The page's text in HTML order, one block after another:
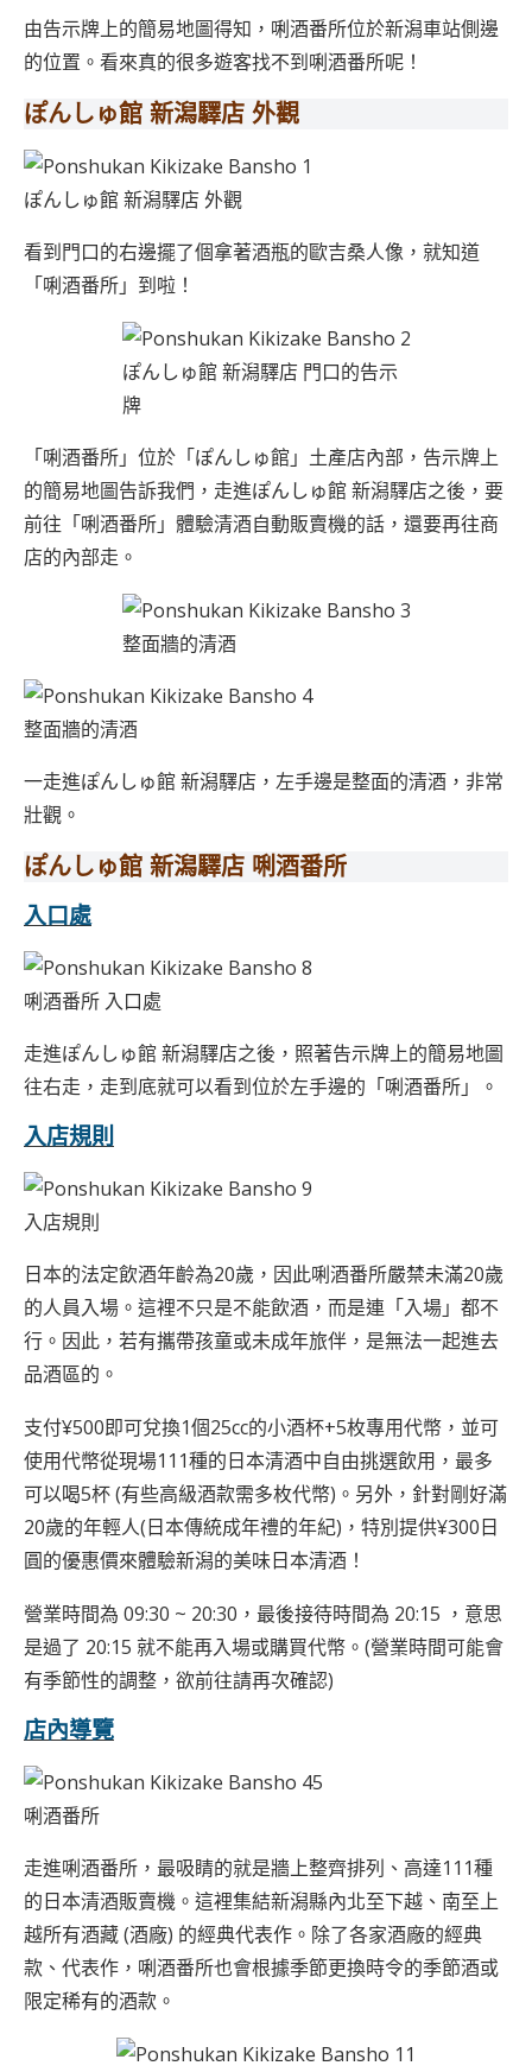
由告示牌上的簡易地圖得知，唎酒番所位於新潟車站側邊
的位置。看來真的很多遊客找不到唎酒番所呢！
ぽんしゅ館 新潟驛店 外觀
ぽんしゅ館 新潟驛店 外觀
看到門口的右邊擺了個拿著酒瓶的歐吉桑人像，就知道
「唎酒番所」到啦！
ぽんしゅ館 新潟驛店 門口的告示
牌
「唎酒番所」位於「ぽんしゅ館」土產店內部，告示牌上
的簡易地圖告訴我們，走進ぽんしゅ館 新潟驛店之後，要
前往「唎酒番所」體驗清酒自動販賣機的話，還要再往商
店的內部走。
整面牆的清酒
整面牆的清酒
一走進ぽんしゅ館 新潟驛店，左手邊是整面的清酒，非常
壯觀。
ぽんしゅ館 新潟驛店 唎酒番所
入口處
唎酒番所 入口處
走進ぽんしゅ館 新潟驛店之後，照著告示牌上的簡易地圖
往右走，走到底就可以看到位於左手邊的「唎酒番所」。
入店規則
入店規則
日本的法定飲酒年齡為20歲，因此唎酒番所嚴禁未滿20歲
的人員入場。這裡不只是不能飲酒，而是連「入場」都不
行。因此，若有攜帶孩童或未成年旅伴，是無法一起進去
品酒區的。
支付¥500即可兌換1個25cc的小酒杯+5枚專用代幣，並可
使用代幣從現場111種的日本清酒中自由挑選飲用，最多
可以喝5杯 (有些高級酒款需多枚代幣)。另外，針對剛好滿
20歲的年輕人(日本傳統成年禮的年紀)，特別提供¥300日
圓的優惠價來體驗新潟的美味日本清酒！
營業時間為 09:30 ~ 20:30，最後接待時間為 20:15 ，意思
是過了 20:15 就不能再入場或購買代幣。(營業時間可能會
有季節性的調整，欲前往請再次確認)
店內導覽
唎酒番所
走進唎酒番所，最吸睛的就是牆上整齊排列、高達111種
的日本清酒販賣機。這裡集結新潟縣內北至下越、南至上
越所有酒藏 (酒廠) 的經典代表作。除了各家酒廠的經典
款、代表作，唎酒番所也會根據季節更換時令的季節酒或
限定稀有的酒款。